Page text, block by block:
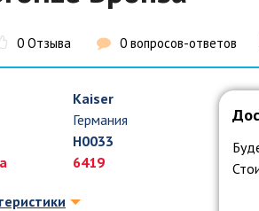
0 Отзыва 0 вопросов-ответов
Kaiser
Германия
H0033
6419